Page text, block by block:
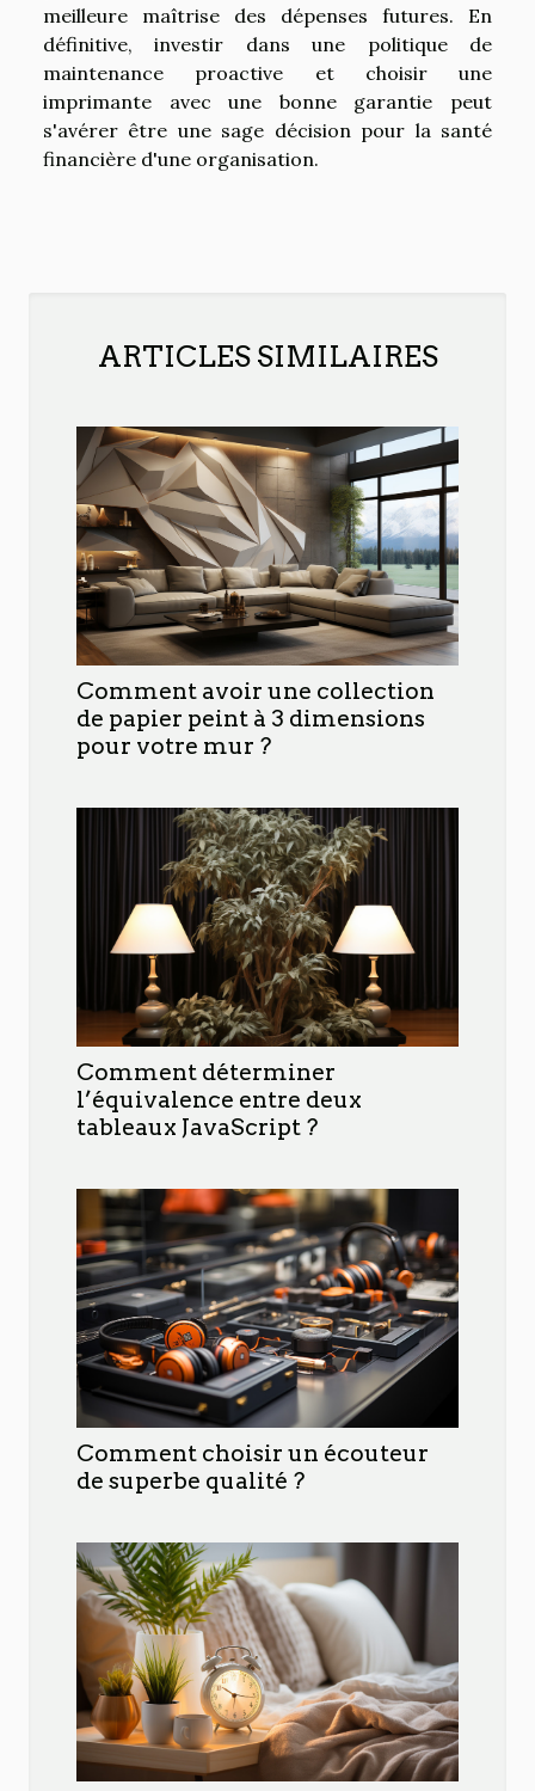
meilleure maîtrise des dépenses futures. En
définitive, investir dans une politique de
maintenance proactive et choisir une
imprimante avec une bonne garantie peut
s'avérer être une sage décision pour la santé
financière d'une organisation.
ARTICLES SIMILAIRES
Comment avoir une collection
de papier peint à 3 dimensions
pour votre mur ?
Comment déterminer
l’équivalence entre deux
tableaux JavaScript ?
Comment choisir un écouteur
de superbe qualité ?